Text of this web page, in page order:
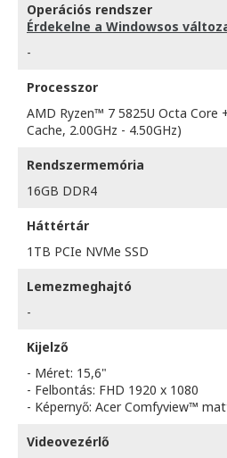
Operációs rendszer
Érdekelne a Windowsos
-
Processzor
AMD Ryzen™ 7 5825U Octa Core
Cache, 2.00GHz - 4.50GHz)
Rendszermemória
16GB DDR4
Háttértár
1TB PCIe NVMe SSD
Lemezmeghajtó
-
Kijelző
- Méret: 15,6"
- Felbontás: FHD 1920 x 1080
- Képernyő: Acer Comfyview™
Videovezérlő